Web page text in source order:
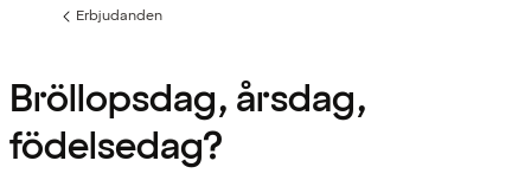
Föregående
Erbjudanden
Bröllopsdag, årsdag,
födelsedag?